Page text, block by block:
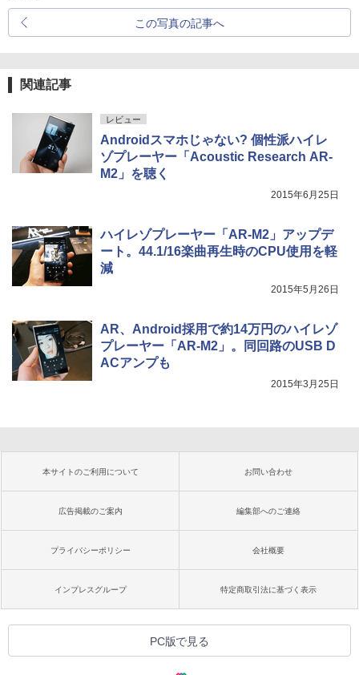
この写真の記事へ
関連記事
レビュー
Androidスマホじゃない? 個性派ハイレ
ゾプレーヤー「Acoustic Research AR-
M2」を聴く
2015年6月25日
ハイレゾプレーヤー「AR-M2」アップデ
ート。44.1/16楽曲再生時のCPU使用を軽
減
2015年5月26日
AR、Android採用で約14万円のハイレゾ
プレーヤー「AR-M2」。同回路のUSB D
ACアンプも
2015年3月25日
本サイトのご利用について お問い合わせ
広告掲載のご案内 編集部へのご連絡
プライバシーポリシー 会社概要
インプレスグループ 特定商取引法に基づく表示
PC版で見る